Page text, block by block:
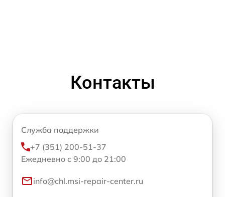
Контакты
Служба поддержки
+7 (351) 200-51-37
Ежедневно с 9:00 до 21:00
info@chl.msi-repair-center.ru